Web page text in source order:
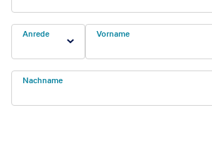
Anrede Vorname
Nachname